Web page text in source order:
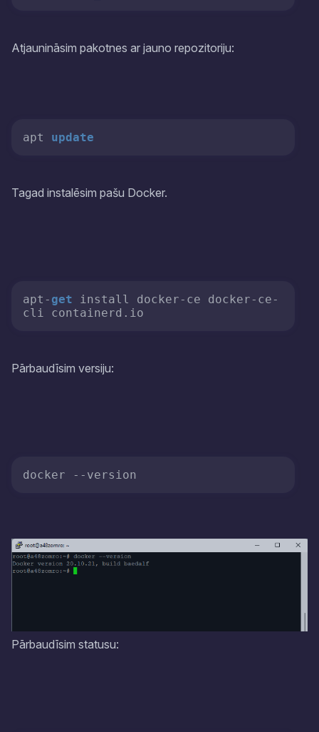
Atjaunināsim pakotnes ar jauno repozitoriju:
apt update
Tagad instalēsim pašu Docker.
apt- get install docker-ce docker-ce-
cli containerd.io
Pārbaudīsim versiju:
docker --version
Pārbaudīsim statusu: